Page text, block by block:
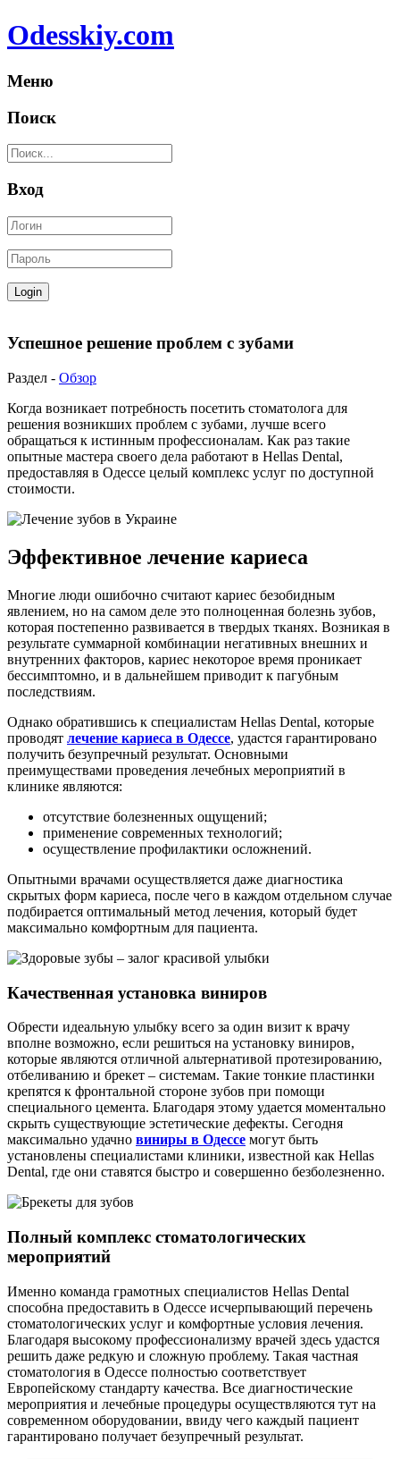
Odesskiy.com
Меню
Поиск
Вход
Успешное решение проблем с зубами
Раздел - Обзор
Когда возникает потребность посетить стоматолога для
решения возникших проблем с зубами, лучше всего
обращаться к истинным профессионалам. Как раз такие
опытные мастера своего дела работают в Hellas Dental,
предоставляя в Одессе целый комплекс услуг по доступной
стоимости.
Эффективное лечение кариеса
Многие люди ошибочно считают кариес безобидным
явлением, но на самом деле это полноценная болезнь зубов,
которая постепенно развивается в твердых тканях. Возникая в
результате суммарной комбинации негативных внешних и
внутренних факторов, кариес некоторое время проникает
бессимптомно, и в дальнейшем приводит к пагубным
последствиям.
Однако обратившись к специалистам Hellas Dental, которые
проводят лечение кариеса в Одессе, удастся гарантировано
получить безупречный результат. Основными
преимуществами проведения лечебных мероприятий в
клинике являются:
отсутствие болезненных ощущений;
применение современных технологий;
осуществление профилактики осложнений.
Опытными врачами осуществляется даже диагностика
скрытых форм кариеса, после чего в каждом отдельном случае
подбирается оптимальный метод лечения, который будет
максимально комфортным для пациента.
Качественная установка виниров
Обрести идеальную улыбку всего за один визит к врачу
вполне возможно, если решиться на установку виниров,
которые являются отличной альтернативой протезированию,
отбеливанию и брекет – системам. Такие тонкие пластинки
крепятся к фронтальной стороне зубов при помощи
специального цемента. Благодаря этому удается моментально
скрыть существующие эстетические дефекты. Сегодня
максимально удачно виниры в Одессе могут быть
установлены специалистами клиники, известной как Hellas
Dental, где они ставятся быстро и совершенно безболезненно.
Полный комплекс стоматологических
мероприятий
Именно команда грамотных специалистов Hellas Dental
способна предоставить в Одессе исчерпывающий перечень
стоматологических услуг и комфортные условия лечения.
Благодаря высокому профессионализму врачей здесь удастся
решить даже редкую и сложную проблему. Такая частная
стоматология в Одессе полностью соответствует
Европейскому стандарту качества. Все диагностические
мероприятия и лечебные процедуры осуществляются тут на
современном оборудовании, ввиду чего каждый пациент
гарантировано получает безупречный результат.